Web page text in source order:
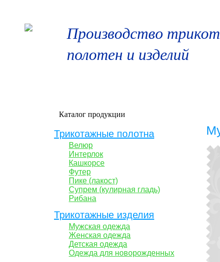
Производство
полотен и изделий
Каталог продукции
Трикотажные полотна
Велюр
Интерлок
Кашкорсе
Футер
Пике (лакост)
Супрем (кулирная гладь)
Рибана
Трикотажные изделия
Мужская одежда
Женская одежда
Детская одежда
Одежда для новорожденных